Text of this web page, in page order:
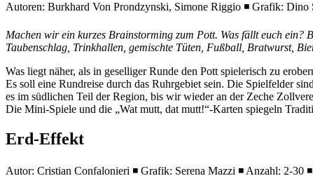
Autoren: Burkhard Von Prondzynski, Simone Riggio ◾ Grafik: Dino
Machen wir ein kurzes Brainstorming zum Pott. Was fällt euch ein?
Taubenschlag, Trinkhallen, gemischte Tüten, Fußball, Bratwurst,
Was liegt näher, als in geselliger Runde den Pott spielerisch zu
Es soll eine Rundreise durch das Ruhrgebiet sein. Die Spielfelder
es im südlichen Teil der Region, bis wir wieder an der Zeche
Die Mini-Spiele und die „Wat mutt, dat mutt!“-Karten spiegeln
Erd-Effekt
Autor: Cristian Confalonieri ◾ Grafik: Serena Mazzi ◾ Anzahl: 2-30